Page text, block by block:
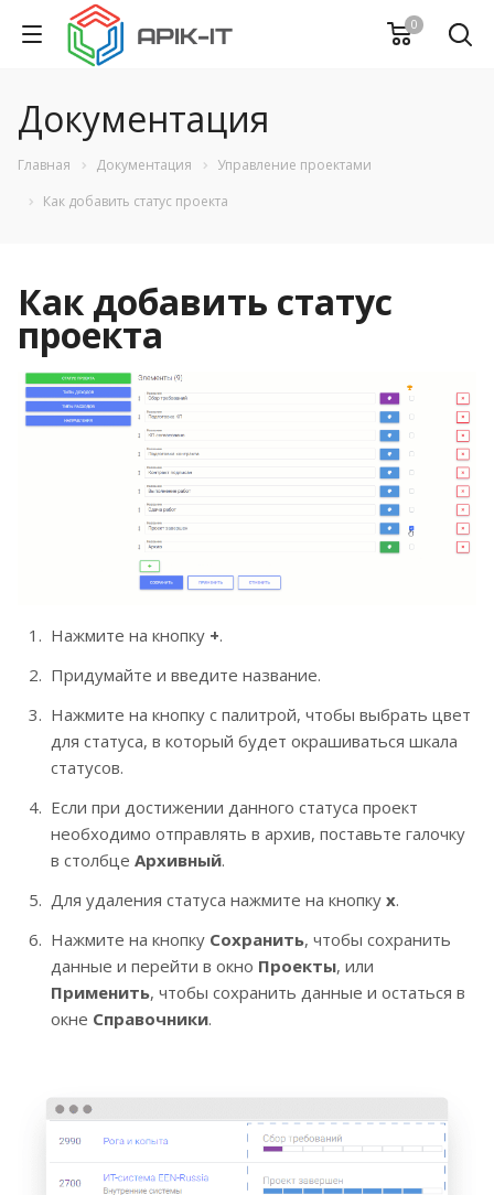
0
Документация
Главная Документация
Управление проектами
Как добавить статус проекта
Как добавить статус
проекта
Нажмите на кнопку +.
Придумайте и введите название.
Нажмите на кнопку с палитрой, чтобы выбрать цвет
для статуса, в который будет окрашиваться шкала
статусов.
Если при достижении данного статуса проект
необходимо отправлять в архив, поставьте галочку
в столбце Архивный.
Для удаления статуса нажмите на кнопку х.
Нажмите на кнопку Сохранить, чтобы сохранить
данные и перейти в окно Проекты, или
Применить, чтобы сохранить данные и остаться в
окне Справочники.